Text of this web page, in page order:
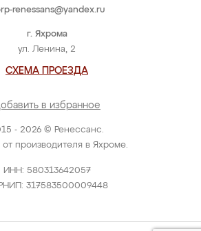
- 2026 © Ренессанс.
производителя в Яхроме.
ИНН: 580313642057
317583500009448
г. Яхрома
ул. Ленина, 2
СХЕМА ПРОЕЗДА
в избранное
renessans@yandex.ru